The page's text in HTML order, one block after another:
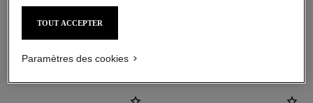
L'ACCORD PARFAIT
TOUT ACCEPTER
Paramètres des cookies